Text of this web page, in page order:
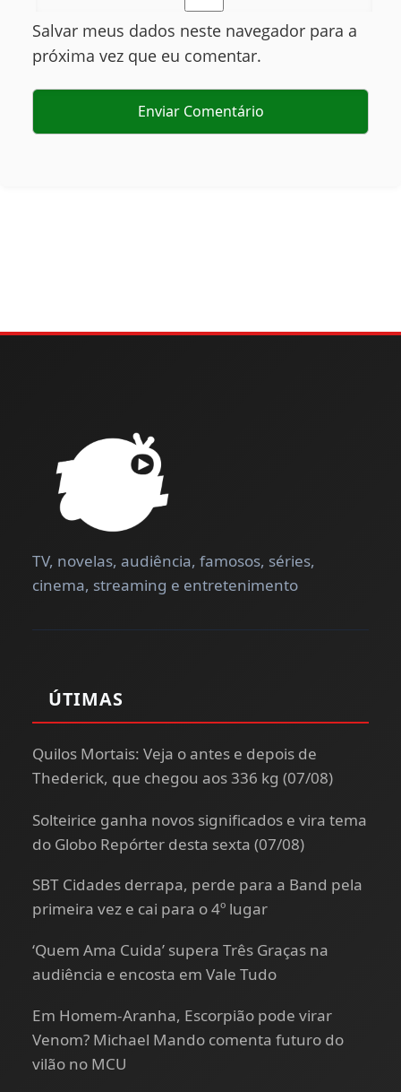
Salvar meus dados neste navegador para a
próxima vez que eu comentar.
TV, novelas, audiência, famosos, séries,
cinema, streaming e entretenimento
ÚTIMAS
Quilos Mortais: Veja o antes e depois de
Thederick, que chegou aos 336 kg (07/08)
Solteirice ganha novos significados e vira tema
do Globo Repórter desta sexta (07/08)
SBT Cidades derrapa, perde para a Band pela
primeira vez e cai para o 4º lugar
‘Quem Ama Cuida’ supera Três Graças na
audiência e encosta em Vale Tudo
Em Homem-Aranha, Escorpião pode virar
Venom? Michael Mando comenta futuro do
vilão no MCU